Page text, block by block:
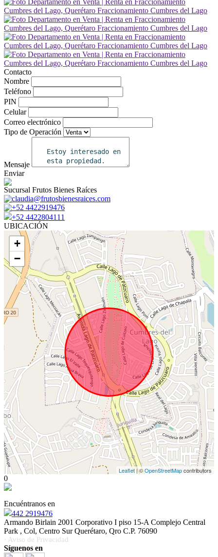
Contacto
Nombre
Teléfono
PIN
Celular
Correo electrónico
Tipo de Operación
Mensaje
Enviar
Sucursal Frutos Bienes Raíces
claudia@frutosbienesraices.com
+52 4422919476
+52 4422804111
UBICACIÓN
+
−
Leaflet| ©OpenStreetMapcontributors
0
Encuéntranos en
442 2919476
Armando Birlain 2001 Corporativo I piso 15-A Complejo Central
Park , Col, Centro Sur Querétaro, Qro C.P. 76090
· Aviso de Privacidad
Síguenos en